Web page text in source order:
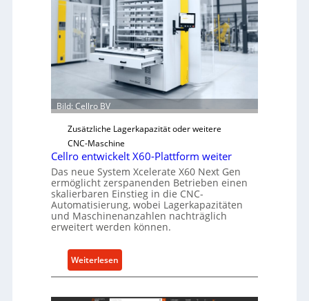
i
s
c
h
e
r
Ü
b
l
s
t
s
c
u
t
f
Bild: Cellro BV
Zusätzliche Lagerkapazität oder weitere
CNC-Maschine
Cellro entwickelt X60-Plattform weiter
Das neue System Xcelerate X60 Next Gen
ermöglicht zerspanenden Betrieben einen
skalierbaren Einstieg in die CNC-
Automatisierung, wobei Lagerkapazitäten
und Maschinenanzahlen nachträglich
erweitert werden können.
Weiterlesen
C